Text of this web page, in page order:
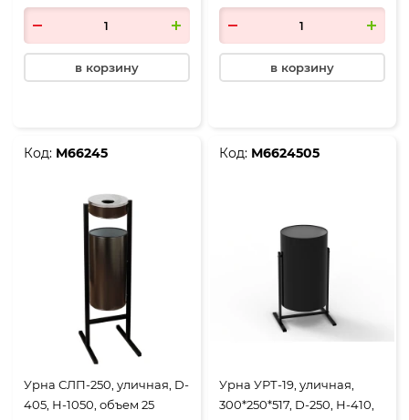
в корзину в корзину
Код: М66245
Урна СЛП-250, уличная, D-
405, Н-1050, объем 25
Код: М6624505
Урна УРТ-19, уличная,
300*250*517, D-250, Н-410,